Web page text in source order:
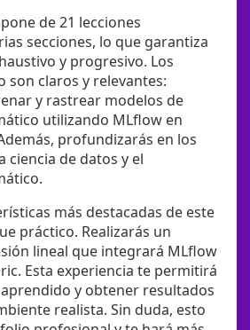
de 21 lecciones
secciones, lo que garantiza
y progresivo. Los
son claros y relevantes:
y rastrear modelos de
utilizando MLflow en
profundizarás en los
ciencia de datos y el
más destacadas de este
práctico. Realizarás un
lineal que integrará MLflow
Esta experiencia te permitirá
y obtener resultados
realista. Sin duda, esto